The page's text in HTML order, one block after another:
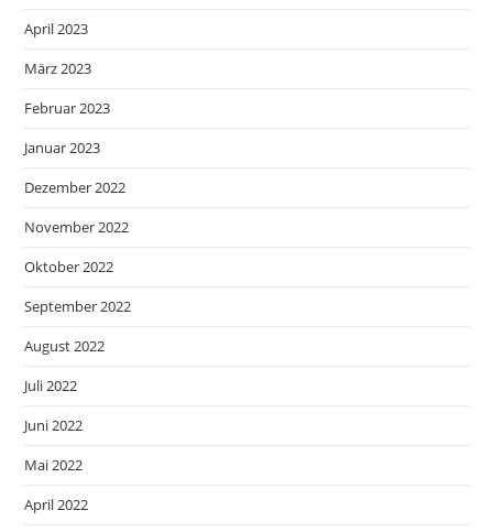
April 2023
März 2023
Februar 2023
Januar 2023
Dezember 2022
November 2022
Oktober 2022
September 2022
August 2022
Juli 2022
Juni 2022
Mai 2022
April 2022